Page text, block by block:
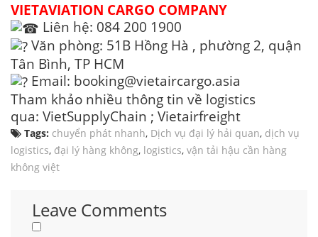
VIETAVIATION CARGO COMPANY
Liên hệ: 084 200 1900
Văn phòng: 51B Hồng Hà , phường 2, quận
Tân Bình, TP HCM
Email: booking@vietaircargo.asia
Tham khảo nhiều thông tin về logistics
qua: VietSupplyChain ; Vietairfreight
Tags: chuyển phát nhanh, Dịch vụ đại lý hải quan, dịch vụ
logistics, đại lý hàng không, logistics, vận tải hậu cần hàng
không việt
Leave Comments